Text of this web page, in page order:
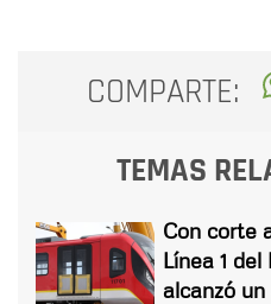
COMPARTE:
TEMAS
Con corte
Línea 1
alcanzó un